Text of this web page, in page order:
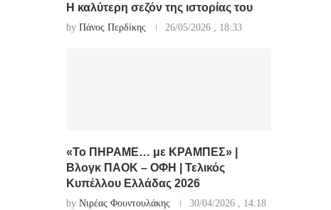
Η καλύτερη σεζόν της ιστορίας του
by Πάνος Περδίκης 26/05/2026 , 18:33
«Το ΠΗΡΑΜΕ… με ΚΡΑΜΠΕΣ» |
Βλογκ ΠΑΟΚ – ΟΦΗ | Τελικός
Κυπέλλου Ελλάδας 2026
by Νιρέας Φουντουλάκης 30/04/2026 , 14:18